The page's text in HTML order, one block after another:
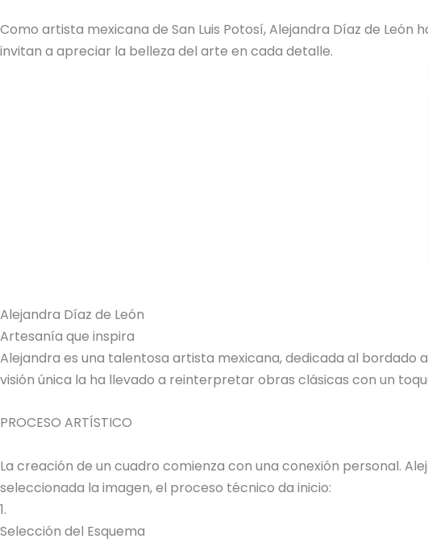
Como artista mexicana de San Luis Potosí, Alejandra Díaz de
invitan a apreciar la belleza del arte en cada detalle.
Alejandra Díaz de León
Artesanía que inspira
Alejandra es una talentosa artista mexicana, dedicada al bordado
visión única la ha llevado a reinterpretar obras clásicas con un
PROCESO ARTÍSTICO
La creación de un cuadro comienza con una conexión personal.
seleccionada la imagen, el proceso técnico da inicio:
1.
Selección del Esquema